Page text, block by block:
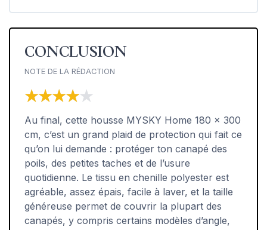
CONCLUSION
NOTE DE LA RÉDACTION
★★★★★
★★★★★
Au final, cette housse MYSKY Home 180 x 300
cm, c’est un grand plaid de protection qui fait ce
qu’on lui demande : protéger ton canapé des
poils, des petites taches et de l’usure
quotidienne. Le tissu en chenille polyester est
agréable, assez épais, facile à laver, et la taille
généreuse permet de couvrir la plupart des
canapés, y compris certains modèles d’angle,